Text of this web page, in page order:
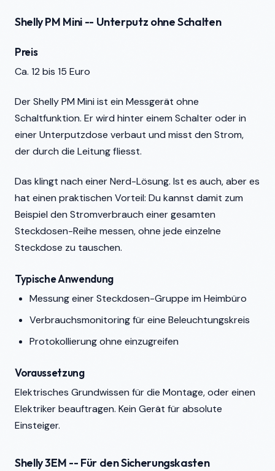
Shelly PM Mini -- Unterputz ohne Schalten
Preis
Ca. 12 bis 15 Euro
Der Shelly PM Mini ist ein Messgerät ohne
Schaltfunktion. Er wird hinter einem Schalter oder in
einer Unterputzdose verbaut und misst den Strom,
der durch die Leitung fliesst.
Das klingt nach einer Nerd-Lösung. Ist es auch, aber es
hat einen praktischen Vorteil: Du kannst damit zum
Beispiel den Stromverbrauch einer gesamten
Steckdosen-Reihe messen, ohne jede einzelne
Steckdose zu tauschen.
Typische Anwendung
Messung einer Steckdosen-Gruppe im Heimbüro
Verbrauchsmonitoring für eine Beleuchtungskreis
Protokollierung ohne einzugreifen
Voraussetzung
Elektrisches Grundwissen für die Montage, oder einen
Elektriker beauftragen. Kein Gerät für absolute
Einsteiger.
Shelly 3EM -- Für den Sicherungskasten